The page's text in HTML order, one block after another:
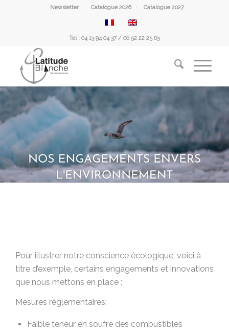
Newsletter Catalogue 2026 Catalogue 2027
Tel : 04 13 94 04 37 / 06 52 22 25 63
Pour illustrer notre conscience écologique, voici à
titre d’exemple, certains engagements et innovations
que nous mettons en place :
Mesures réglementaires:
Faible teneur en soufre des combustibles